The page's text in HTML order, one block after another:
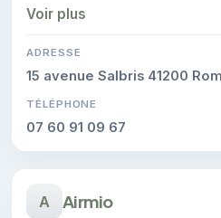
de conformité sur les
Voir plus
ADRESSE
15 avenue Salbris 41200
TÉLÉPHONE
07 60 91 09 67
A Airmio